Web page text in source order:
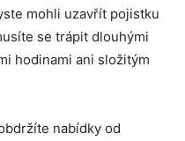
mohli uzavřít pojistku
se trápit dlouhými
hodinami ani složitým
nabídky od